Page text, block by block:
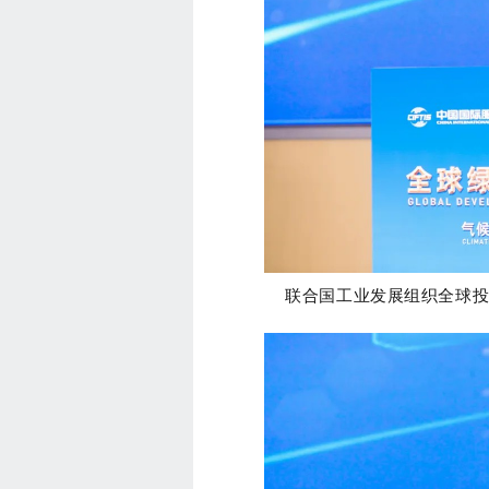
联合国工业发展组织全球